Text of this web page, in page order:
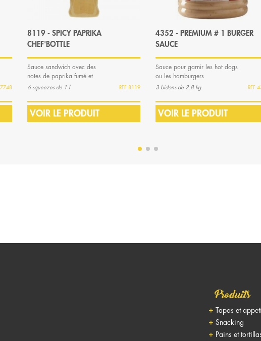
7748
8119 - SPICY PAPRIKA
CHEF'BOTTLE
Sauce sandwich avec des
notes de paprika fumé et
épicé.
6 squeezes de 1 l 8119
VOIR LE PRODUIT
4352 - PREMIUM # 1 BURGER
SAUCE
Sauce pour garnir les hot dogs
ou les hamburgers
3 bidons de 2.8 kg
VOIR LE PRODUIT
Produits
Tapas et
Snacking
Pains et